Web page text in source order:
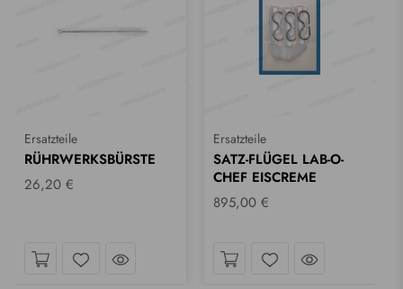
hineinwerfen
Ersatzteile
RÜHRWERKSBÜRSTE
26,20 €
Einen Blick hineinwerfen
Ersatzteile
SATZ-FLÜGEL LAB-O-
CHEF EISCREME
895,00 €
Einen Blick